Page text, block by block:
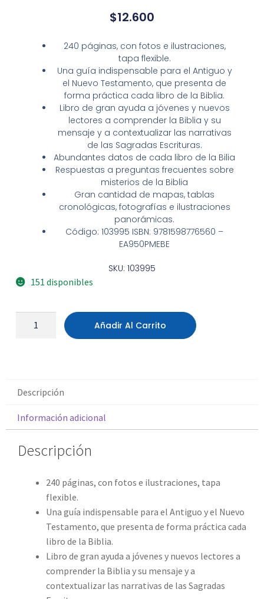
$12.600
240 páginas, con fotos e ilustraciones,
tapa flexible.
Una guía indispensable para el Antiguo y
el Nuevo Testamento, que presenta de
forma práctica cada libro de la Biblia.
Libro de gran ayuda a jóvenes y nuevos
lectores a comprender la Biblia y su
mensaje y a contextualizar las narrativas
de las Sagradas Escrituras.
Abundantes datos de cada libro de la Bilia
Respuestas a preguntas frecuentes sobre
misterios de la Biblia
Gran cantidad de mapas, tablas
cronológicas, fotografías e ilustraciones
panorámicas.
Código: 103995 ISBN: 9781598776560 –
EA950PMEBE
SKU: 103995
151 disponibles
Añadir Al Carrito
Descripción
Información adicional
Descripción
240 páginas, con fotos e ilustraciones, tapa
flexible.
Una guía indispensable para el Antiguo y el Nuevo
Testamento, que presenta de forma práctica cada
libro de la Biblia.
Libro de gran ayuda a jóvenes y nuevos lectores a
comprender la Biblia y su mensaje y a
contextualizar las narrativas de las Sagradas